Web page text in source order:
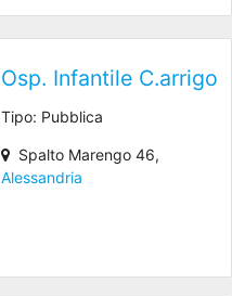
Osp. Infantile C.arrigo
Tipo: Pubblica
Spalto Marengo 46,
Alessandria